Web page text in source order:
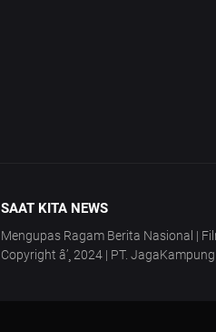
SAAT KITA NEWS
Mengupas Ragam Berita Nasional |
Copyright â’¸ 2024 | PT.